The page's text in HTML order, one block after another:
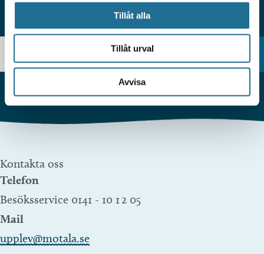
Tillåt alla
Tillåt urval
Avvisa
HITTAR DU INTE VAD DU SÖKER?
Kontakta oss
Telefon
Besöksservice 0141 - 10 1 2 05
Mail
upplev@motala.se